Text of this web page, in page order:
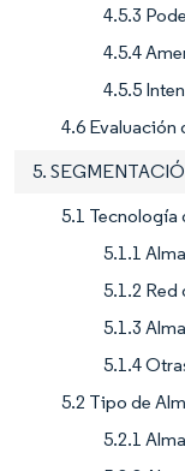
4.5.3
4.5.4
4.5.5
4.6 Evaluación
5.
5.1 Tecnología
5.1.1
5.1.2 Red
5.1.3
5.1.4
5.2 Tipo de
5.2.1